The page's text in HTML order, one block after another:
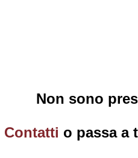
Non sono
Contatti o passa a